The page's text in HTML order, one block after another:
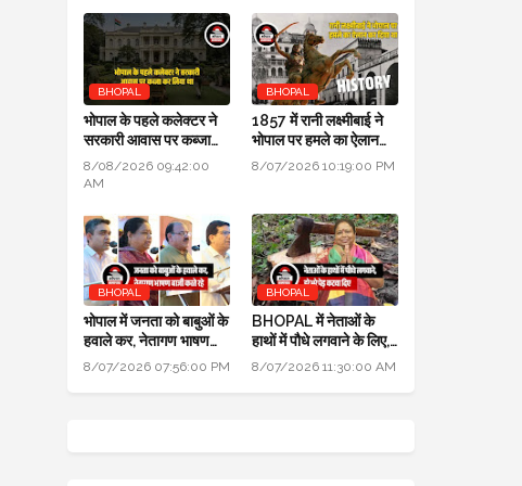
BHOPAL
भोपाल के पहले कलेक्टर ने
सरकारी आवास पर कब्जा
कर लिया था, हाई कोर्ट में
हुआ खुलासा
8/08/2026 09:42:00
AM
BHOPAL
1857 में रानी लक्ष्मीबाई ने
भोपाल पर हमले का ऐलान
कर दिया था, बेगम ने रानी को
8/07/2026 10:19:00 PM
BHOPAL
भोपाल में जनता को बाबुओं के
हवाले कर, नेतागण भाषण
बाजी करते रहे: मुख्यमंत्री
8/07/2026 07:56:00 PM
BHOPAL
BHOPAL में नेताओं के
हाथों में पौधे लगवाने के लिए,
700 हरे भरे पेड़ कटवा दिए
8/07/2026 11:30:00 AM